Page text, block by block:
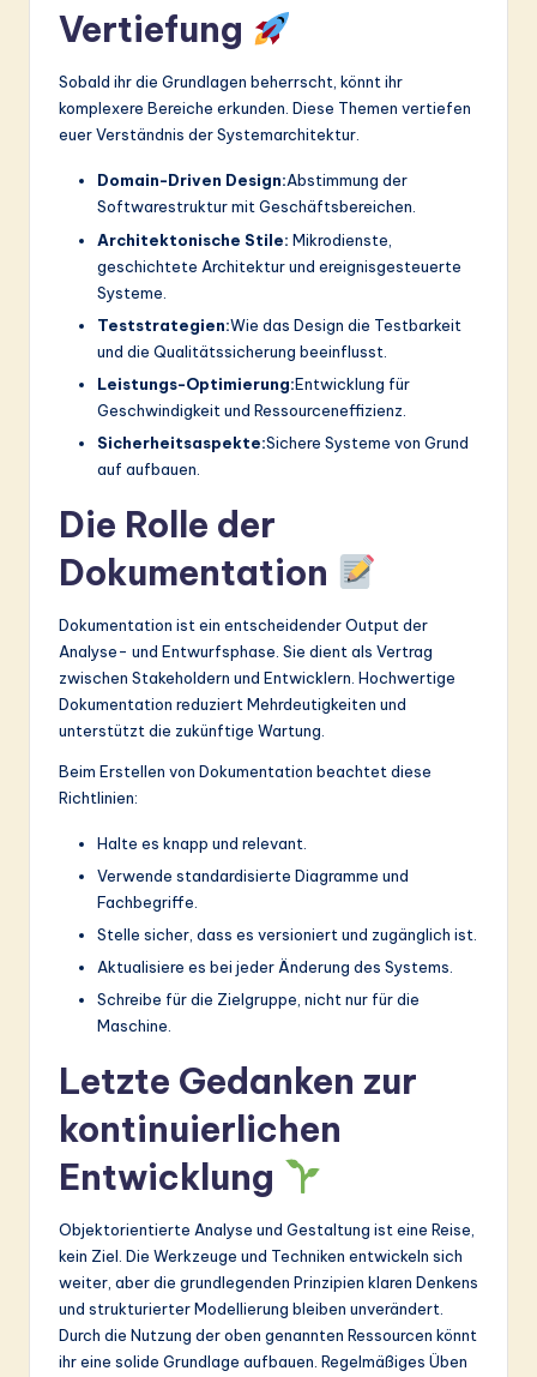
Vertiefung
Sobald ihr die Grundlagen beherrscht, könnt ihr
komplexere Bereiche erkunden. Diese Themen vertiefen
euer Verständnis der Systemarchitektur.
Domain-Driven Design:Abstimmung der
Softwarestruktur mit Geschäftsbereichen.
Architektonische Stile: Mikrodienste,
geschichtete Architektur und ereignisgesteuerte
Systeme.
Teststrategien:Wie das Design die Testbarkeit
und die Qualitätssicherung beeinflusst.
Leistungs-Optimierung:Entwicklung für
Geschwindigkeit und Ressourceneffizienz.
Sicherheitsaspekte:Sichere Systeme von Grund
auf aufbauen.
Die Rolle der
Dokumentation
Dokumentation ist ein entscheidender Output der
Analyse- und Entwurfsphase. Sie dient als Vertrag
zwischen Stakeholdern und Entwicklern. Hochwertige
Dokumentation reduziert Mehrdeutigkeiten und
unterstützt die zukünftige Wartung.
Beim Erstellen von Dokumentation beachtet diese
Richtlinien:
Halte es knapp und relevant.
Verwende standardisierte Diagramme und
Fachbegriffe.
Stelle sicher, dass es versioniert und zugänglich ist.
Aktualisiere es bei jeder Änderung des Systems.
Schreibe für die Zielgruppe, nicht nur für die
Maschine.
Letzte Gedanken zur
kontinuierlichen
Entwicklung
Objektorientierte Analyse und Gestaltung ist eine Reise,
kein Ziel. Die Werkzeuge und Techniken entwickeln sich
weiter, aber die grundlegenden Prinzipien klaren Denkens
und strukturierter Modellierung bleiben unverändert.
Durch die Nutzung der oben genannten Ressourcen könnt
ihr eine solide Grundlage aufbauen. Regelmäßiges Üben